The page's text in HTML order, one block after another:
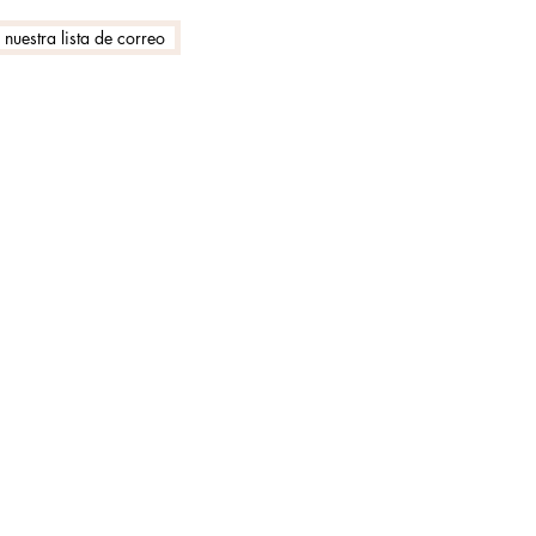
lista de correo